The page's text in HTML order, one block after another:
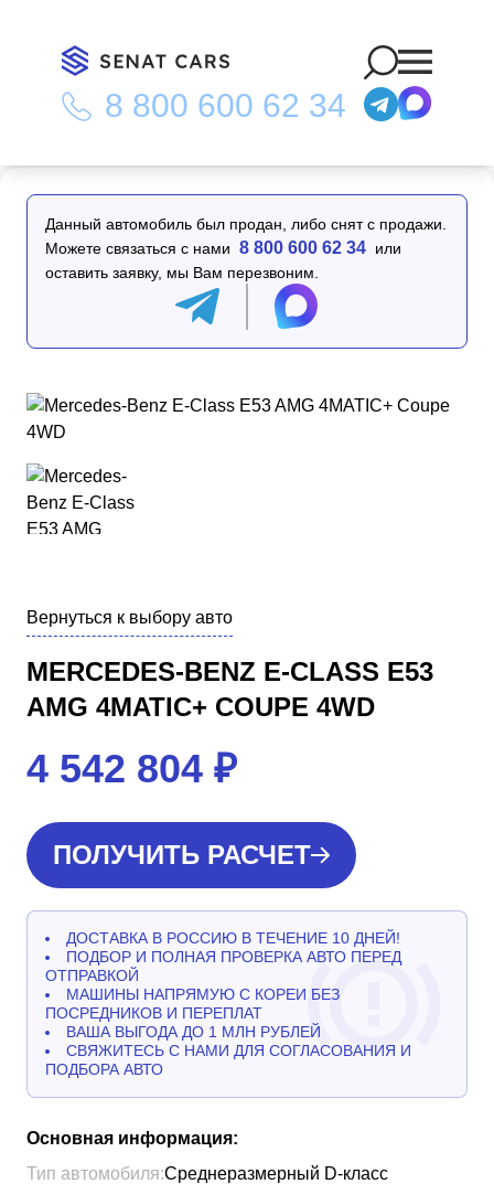
8 800 600 62 34
Главная Каталог/Mercedes-Benz E-Class E53 AMG 4MATIC+
Coupe 4WD
Данный автомобиль был продан, либо снят с продажи.
Можете связаться с нами 8 800 600 62 34 или
оставить заявку, мы Вам перезвоним.
Вернуться к выбору авто
MERCEDES-BENZ E-CLASS E53
AMG 4MATIC+ COUPE 4WD
4 542 804 ₽
ПОЛУЧИТЬ РАСЧЕТ
ДОСТАВКА В РОССИЮ В ТЕЧЕНИЕ 10 ДНЕЙ!
ПОДБОР И ПОЛНАЯ ПРОВЕРКА АВТО ПЕРЕД
ОТПРАВКОЙ
МАШИНЫ НАПРЯМУЮ С КОРЕИ БЕЗ
ПОСРЕДНИКОВ И ПЕРЕПЛАТ
ВАША ВЫГОДА ДО 1 МЛН РУБЛЕЙ
СВЯЖИТЕСЬ С НАМИ ДЛЯ СОГЛАСОВАНИЯ И
ПОДБОРА АВТО
Основная информация:
Тип автомобиля:Среднеразмерный D-класс